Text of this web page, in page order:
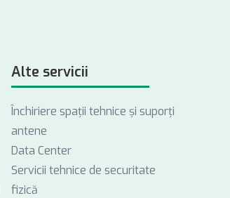
Alte servicii
Închiriere spații tehnice și suporți
antene
Data Center
Servicii tehnice de securitate
fizică